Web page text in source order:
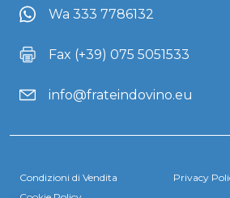
Wa 333 7786132
Fax (+39) 075 5051533
info@frateindovino.eu
Condizioni di Vendita
Privacy